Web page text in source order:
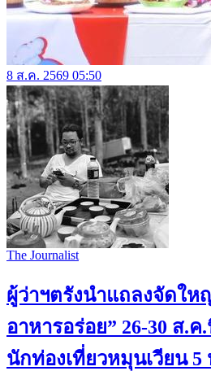
8 ส.ค. 2569 05:50
The Journalist
ผู้ว่าฯตรังนำแถลงจัดให
อาหารอร่อย” 26-30 ส.
นักท่องเที่ยวหมุนเวียน 5